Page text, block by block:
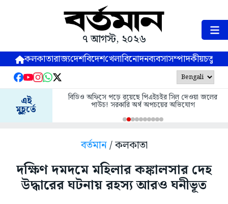
৭ আগস্ট, ২০২৬
কলকাতারাজ্যদেশবিদেশখেলাবিনোদনব্যবসাসম্পাদকীয়
এই
মুহূর্তে
বিডিও অফিসে পড়ে রয়েছে পিএইচইর সিল দেওয়া জলের
পাউচ! সরকারি অর্থ অপচয়ের অভিযোগ
বর্তমান/ কলকাতা
দক্ষিণ দমদমে মহিলার কঙ্কালসার দেহ
উদ্ধারের ঘটনায় রহস্য আরও ঘনীভূত